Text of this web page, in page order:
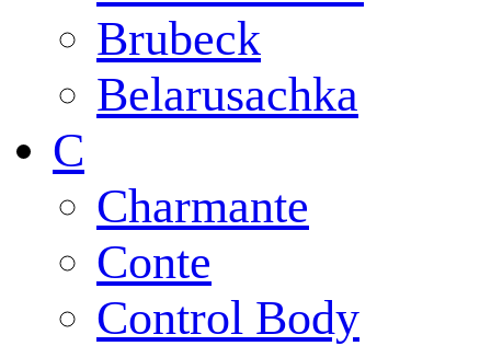
Brubeck
Belarusachka
C
Charmante
Conte
Control Body